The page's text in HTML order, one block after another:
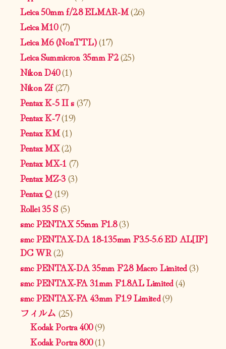
Leica 50mm f/2.8 ELMAR-M(26)
Leica M10(7)
Leica M6 (NonTTL)(17)
Leica Summicron 35mm F2(25)
Nikon D40(1)
Nikon Zf(27)
Pentax K-5 II s(37)
Pentax K-7(19)
Pentax KM(1)
Pentax MX(2)
Pentax MX-1 (7)
Pentax MZ-3(3)
Pentax Q(19)
Rollei 35 S(5)
smc PENTAX 55mm F1.8(3)
smc PENTAX-DA 18-135mm F3.5-5.6 ED AL[IF]
DC WR(2)
smc PENTAX-DA 35mm F2.8 Macro Limited(3)
smc PENTAX-FA 31mm F1.8AL Limited(4)
smc PENTAX-FA 43mm F1.9 Limited(9)
フィルム (25)
Kodak Portra 400(9)
Kodak Portra 800(1)